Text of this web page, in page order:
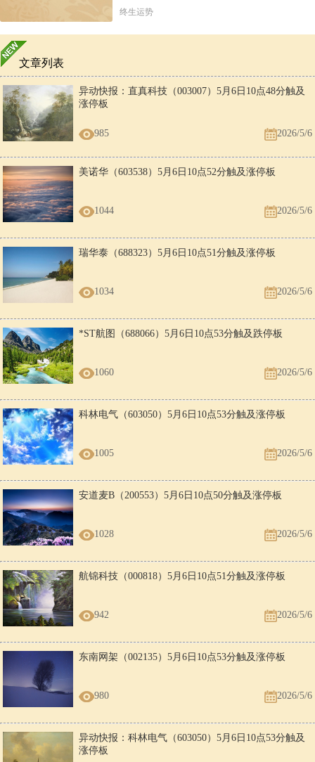
终生运势
文章列表
异动快报：直真科技（003007）5月6日10点48分触及
涨停板
985 2026/5/6
美诺华（603538）5月6日10点52分触及涨停板
1044 2026/5/6
瑞华泰（688323）5月6日10点51分触及涨停板
1034 2026/5/6
*ST航图（688066）5月6日10点53分触及跌停板
1060 2026/5/6
科林电气（603050）5月6日10点53分触及涨停板
1005 2026/5/6
安道麦B（200553）5月6日10点50分触及涨停板
1028 2026/5/6
航锦科技（000818）5月6日10点51分触及涨停板
942 2026/5/6
东南网架（002135）5月6日10点53分触及涨停板
980 2026/5/6
异动快报：科林电气（603050）5月6日10点53分触及
涨停板